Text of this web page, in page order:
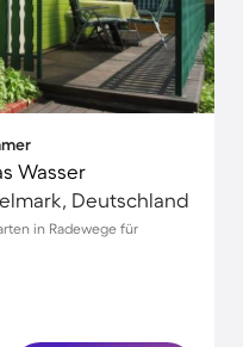
Wasser
Deutschland
in Radewege für